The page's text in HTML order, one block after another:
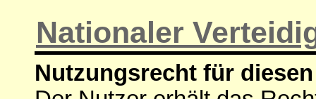
Nationaler
Nutzungsrecht für